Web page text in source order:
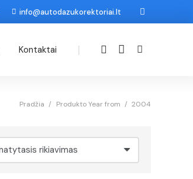
info@autodazukorektoriai.lt
Kontaktai |
Pradžia / Produkto Year from / 2004